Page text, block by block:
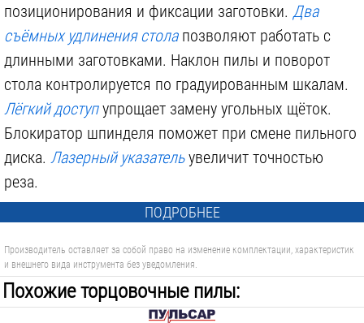
позиционирования и фиксации заготовки. Два
съёмных удлинения столапозволяют работать с
длинными заготовками. Наклон пилы и поворот
стола контролируется по градуированным шкалам.
Лёгкий доступупрощает замену угольных щёток.
Блокиратор шпинделя поможет при смене пильного
диска. Лазерный указательувеличит точностью
реза.
ПОДРОБНЕЕ
Производитель оставляет за собой право на изменение комплектации, характеристик
и внешнего вида инструмента без уведомления.
Похожие торцовочные пилы: